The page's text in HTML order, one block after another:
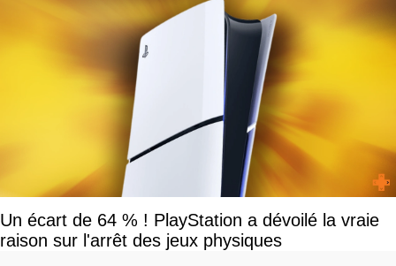
Un écart de 64 % ! PlayStation a dévoilé la vraie
raison sur l'arrêt des jeux physiques